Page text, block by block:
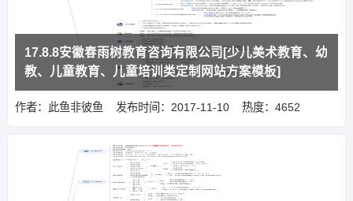
17.8.8安徽春雨树教育咨询有限公司[少儿美术教育、幼
教、儿童教育、儿童培训类定制网站方案模板]
作者：此鱼非彼鱼 发布时间：2017-11-10 热度：4652